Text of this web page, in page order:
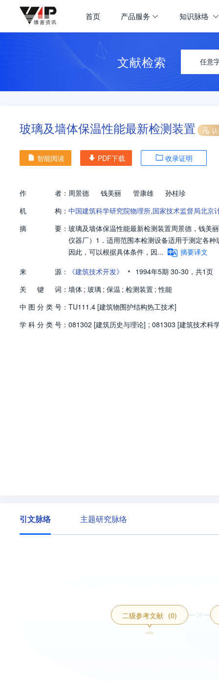
首页 产品服务 知识脉络
文献检索 任意
玻璃及墙体保温性能最新检测装置
智能阅读 PDF下载 收录证明
作 者： 周景德 钱美丽 管康雄
孙桂珍
机
构： 中国建筑科学研究院物理所,国家技术监督局北京
摘
要： 玻璃及墙体保温性能最新检测装置周景德，钱美
仪器厂）1．适用范围本检测设备适用于测定各
因此，可以根据具体条件，因...
摘要译文
来
源： 《建筑技术开发》 • 1994年5期 30-30， 共1页
关
键 词： 墙体 ; 玻璃 ; 保温 ; 检测装置 ; 性能
中 图 分 类 号： TU111.4 [建筑物围护结构热工技术]
学 科 分 类 号： 081302 [建筑历史与理论] ; 081303 [建筑技术科
引文脉络 主题研究脉络
二级参考文献 (0)